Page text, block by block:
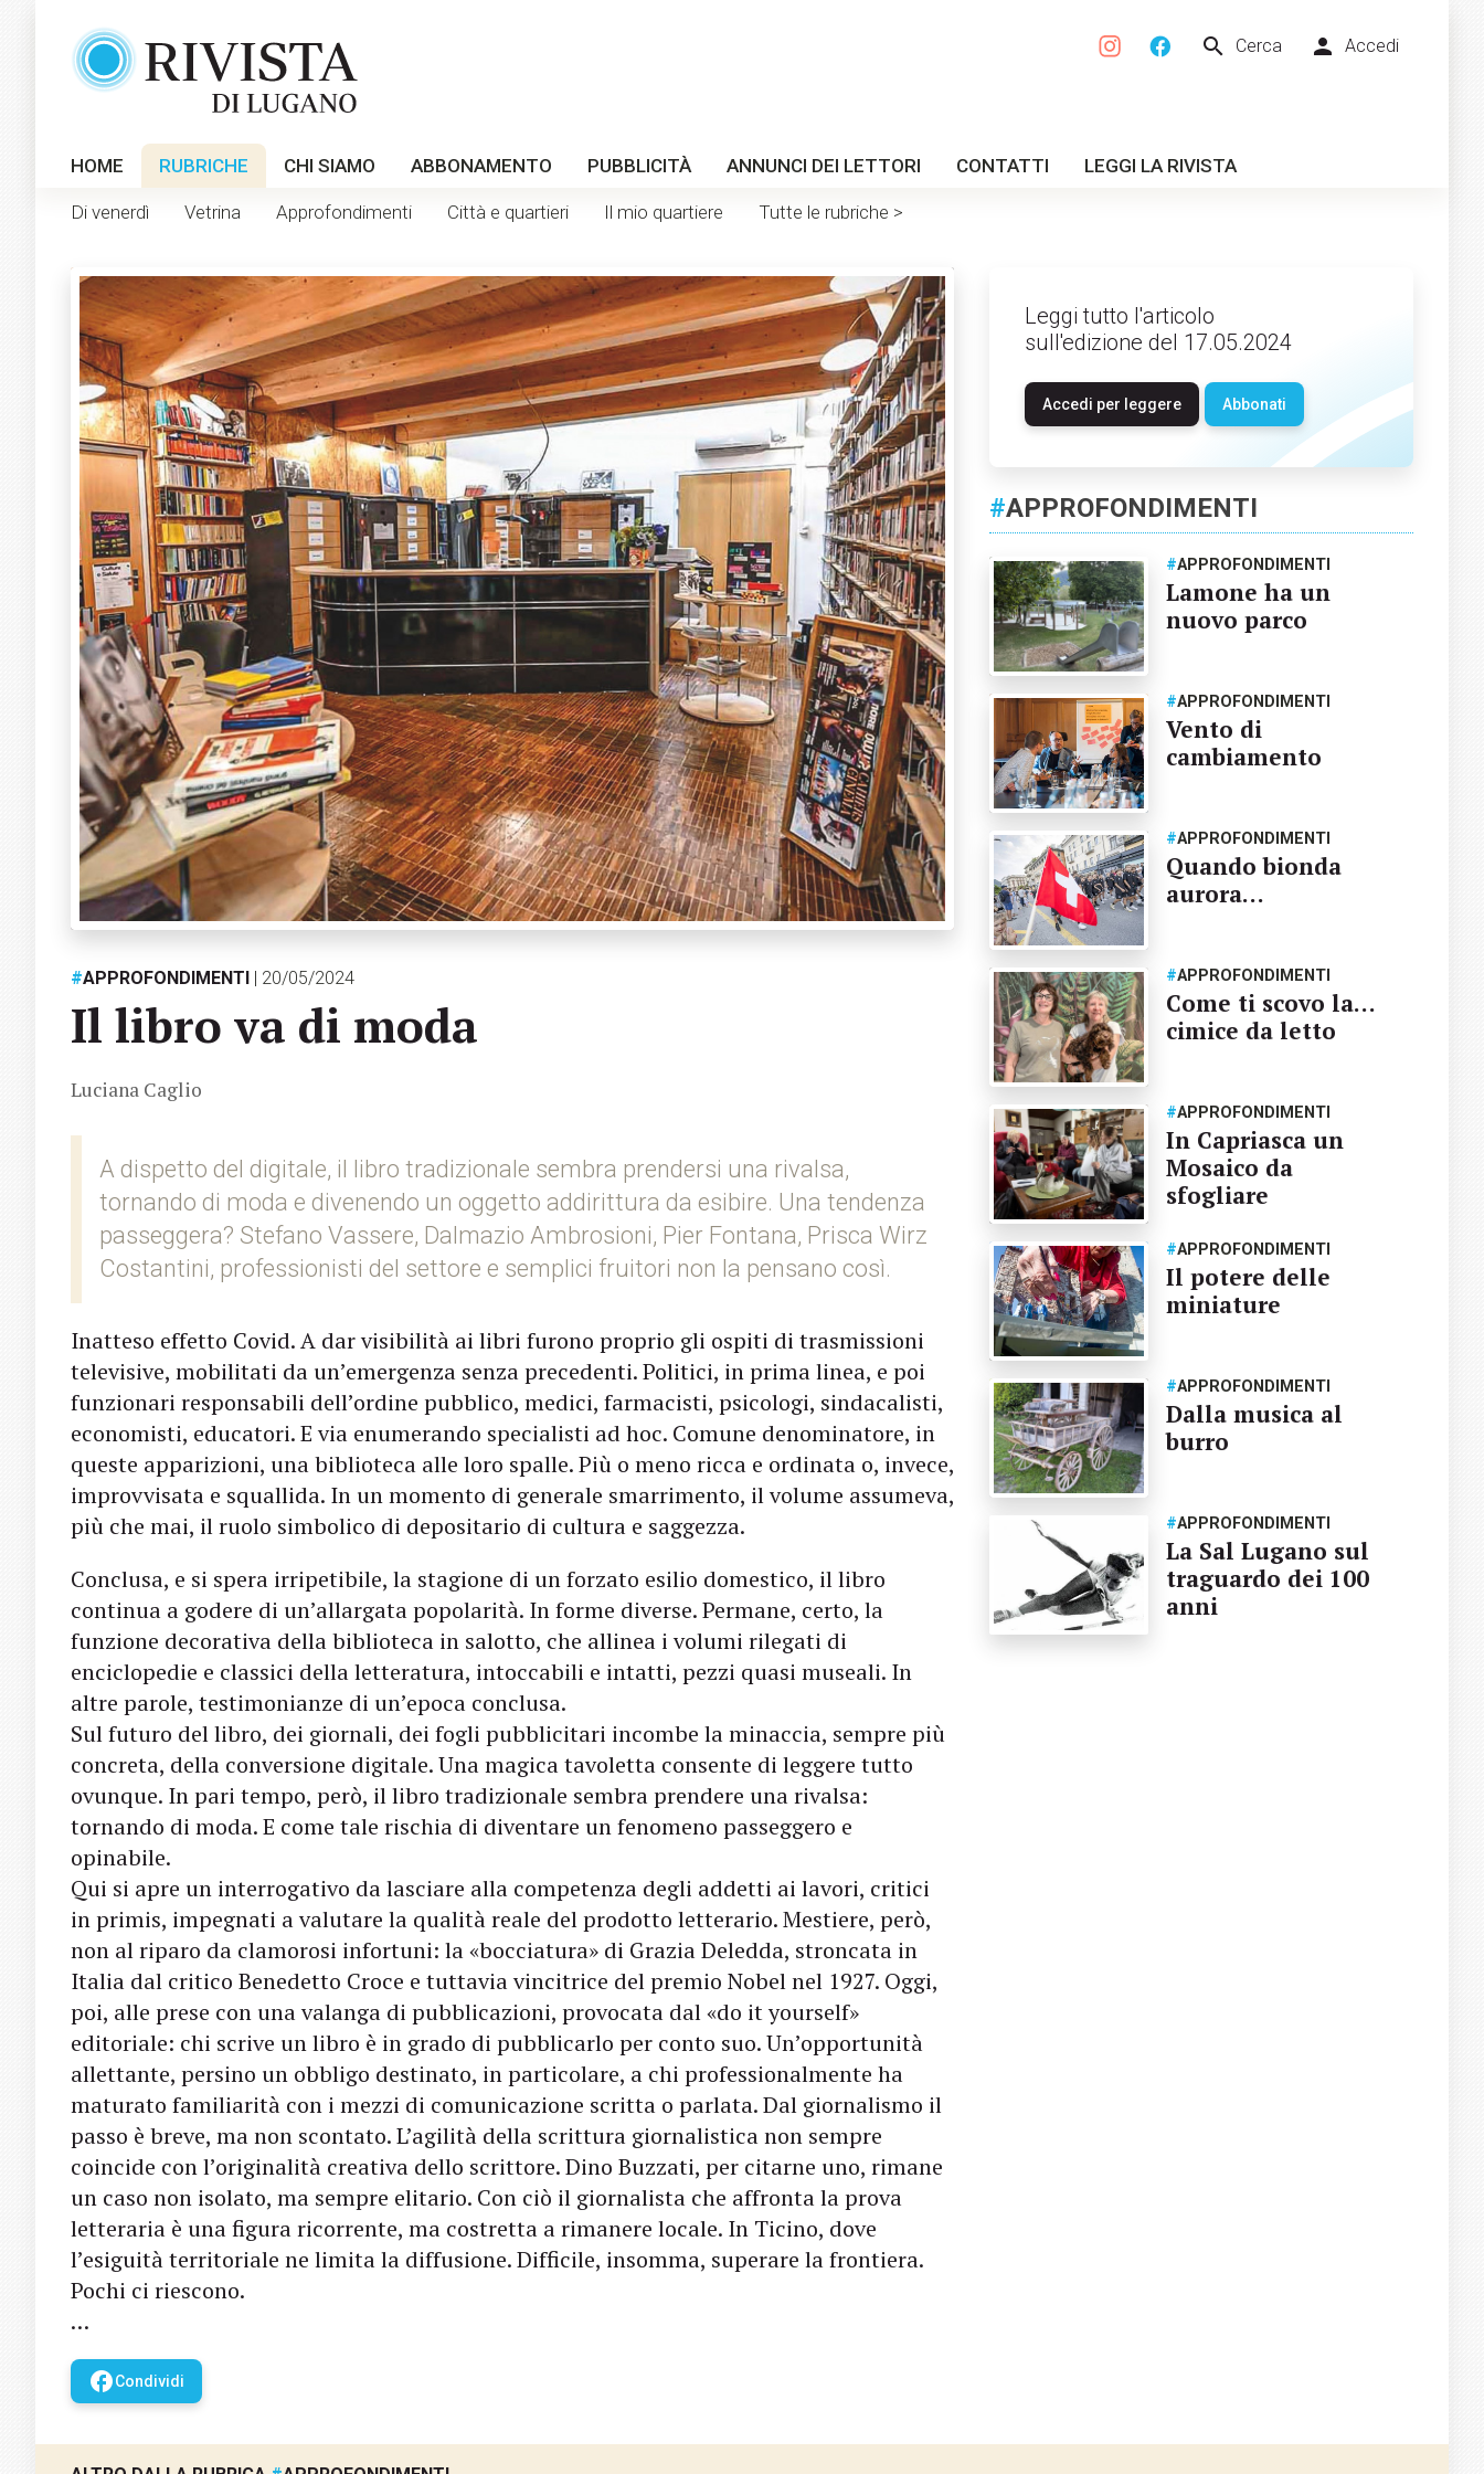
search Cerca person Accedi
HOME RUBRICHE CHI SIAMO ABBONAMENTO PUBBLICITÀ ANNUNCI DEI LETTORI CONTATTI LEGGI LA RIVISTA
Di venerdì Vetrina Approfondimenti Città e quartieri Il mio quartiere Tutte le rubriche >
#APPROFONDIMENTI | 20/05/2024
Il libro va di moda
Luciana Caglio
A dispetto del digitale, il libro tradizionale sembra prendersi una rivalsa,
tornando di moda e divenendo un oggetto addirittura da esibire. Una tendenza
passeggera? Stefano Vassere, Dalmazio Ambrosioni, Pier Fontana, Prisca Wirz
Costantini, professionisti del settore e semplici fruitori non la pensano così.
Inatteso effetto Covid. A dar visibilità ai libri furono proprio gli ospiti di trasmissioni
televisive, mobilitati da un’emergenza senza precedenti. Politici, in prima linea, e poi
funzionari responsabili dell’ordine pubblico, medici, farmacisti, psicologi, sindacalisti,
economisti, educatori. E via enumerando specialisti ad hoc. Comune denominatore, in
queste apparizioni, una biblioteca alle loro spalle. Più o meno ricca e ordinata o, invece,
improvvisata e squallida. In un momento di generale smarrimento, il volume assumeva,
più che mai, il ruolo simbolico di depositario di cultura e saggezza.
Conclusa, e si spera irripetibile, la stagione di un forzato esilio domestico, il libro
continua a godere di un’allargata popolarità. In forme diverse. Permane, certo, la
funzione decorativa della biblioteca in salotto, che allinea i volumi rilegati di
enciclopedie e classici della letteratura, intoccabili e intatti, pezzi quasi museali. In
altre parole, testimonianze di un’epoca conclusa.
Sul futuro del libro, dei giornali, dei fogli pubblicitari incombe la minaccia, sempre più
concreta, della conversione digitale. Una magica tavoletta consente di leggere tutto
ovunque. In pari tempo, però, il libro tradizionale sembra prendere una rivalsa:
tornando di moda. E come tale rischia di diventare un fenomeno passeggero e
opinabile.
Qui si apre un interrogativo da lasciare alla competenza degli addetti ai lavori, critici
in primis, impegnati a valutare la qualità reale del prodotto letterario. Mestiere, però,
non al riparo da clamorosi infortuni: la «bocciatura» di Grazia Deledda, stroncata in
Italia dal critico Benedetto Croce e tuttavia vincitrice del premio Nobel nel 1927. Oggi,
poi, alle prese con una valanga di pubblicazioni, provocata dal «do it yourself»
editoriale: chi scrive un libro è in grado di pubblicarlo per conto suo. Un’opportunità
allettante, persino un obbligo destinato, in particolare, a chi professionalmente ha
maturato familiarità con i mezzi di comunicazione scritta o parlata. Dal giornalismo il
passo è breve, ma non scontato. L’agilità della scrittura giornalistica non sempre
coincide con l’originalità creativa dello scrittore. Dino Buzzati, per citarne uno, rimane
un caso non isolato, ma sempre elitario. Con ciò il giornalista che affronta la prova
letteraria è una figura ricorrente, ma costretta a rimanere locale. In Ticino, dove
l’esiguità territoriale ne limita la diffusione. Difficile, insomma, superare la frontiera.
Pochi ci riescono.
…
facebookCondividi
Leggi tutto l'articolo
sull'edizione del 17.05.2024
Accedi per leggere Abbonati
#APPROFONDIMENTI
#APPROFONDIMENTI
Lamone ha un
nuovo parco
#APPROFONDIMENTI
Vento di
cambiamento
#APPROFONDIMENTI
Quando bionda
aurora…
#APPROFONDIMENTI
Come ti scovo la…
cimice da letto
#APPROFONDIMENTI
In Capriasca un
Mosaico da
sfogliare
#APPROFONDIMENTI
Il potere delle
miniature
#APPROFONDIMENTI
Dalla musica al
burro
#APPROFONDIMENTI
La Sal Lugano sul
traguardo dei 100
anni